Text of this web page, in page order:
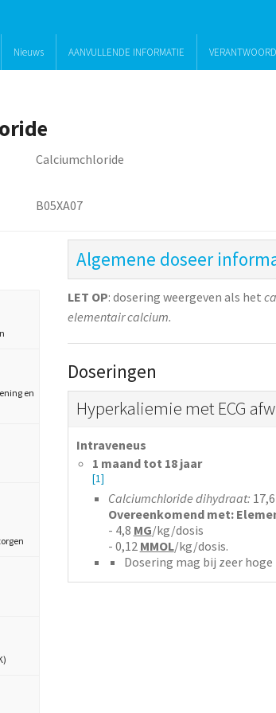
Nieuws AANVULLENDE INFORMATIE
Calciumchloride
B05XA07
en
Algemene doseer
LET OP: dosering weergeven als het
elementair calcium.
Doseringen
Hyperkaliemie met ECG
Intraveneus
1 maand tot 18 jaar
[1]
Calciumchloride dihydraat:
Overeenkomend met:
- 4,8 MG/kg/dosis
- 0,12 MMOL/kg/dosis.
Dosering mag bij zeer